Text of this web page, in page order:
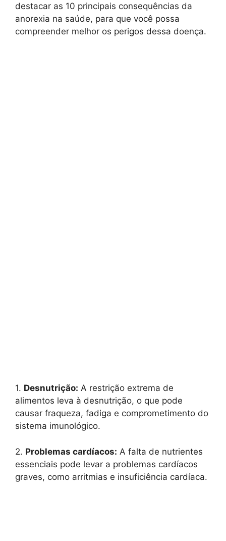
destacar as 10 principais consequências da
anorexia na saúde, para que você possa
compreender melhor os perigos dessa doença.
1. Desnutrição: A restrição extrema de
alimentos leva à desnutrição, o que pode
causar fraqueza, fadiga e comprometimento do
sistema imunológico.
2. Problemas cardíacos: A falta de nutrientes
essenciais pode levar a problemas cardíacos
graves, como arritmias e insuficiência cardíaca.